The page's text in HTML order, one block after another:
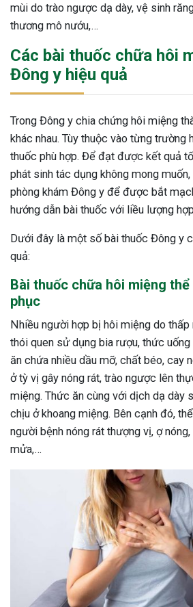
mùi do trào ngược dạ dày, vệ sinh
thương mô nướu,…
Các bài thuốc chữa hôi
Đông y hiệu quả
Trong Đông y chia chứng hôi miệng
khác nhau. Tùy thuộc vào từng trường
thuốc phù hợp. Để đạt được kết quả
phát sinh tác dụng không mong
phòng khám Đông y để được bắt
hướng dẫn bài thuốc với liều lượng
Dưới đây là một số bài thuốc Đông y
quả:
Bài thuốc chữa hôi miệng
phục
Nhiều người hợp bị hôi miệng do
thói quen sử dụng bia rượu, thức
ăn chứa nhiều dầu mỡ, chất béo, cay
ở tỳ vị gây nóng rát, trào ngược lên
miệng. Thức ăn cùng với dịch dạ dày
chịu ở khoang miệng. Bên cạnh đó,
người bệnh nóng rát thượng vị, ợ nóng,
mửa,…